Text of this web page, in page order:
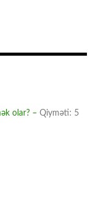
olar? – Qiyməti: 5